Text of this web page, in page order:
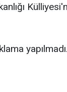
yapılmadı.